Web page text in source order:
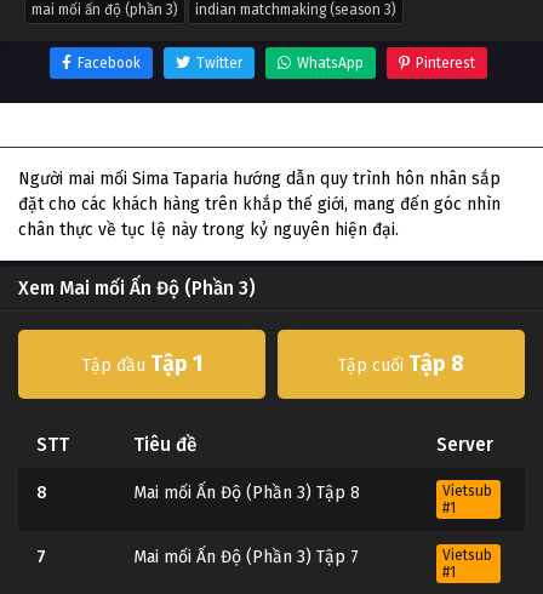
mai mối ấn độ (phần 3) indian matchmaking (season 3)
Facebook Twitter WhatsApp Pinterest
Người mai mối Sima Taparia hướng dẫn quy trình hôn nhân sắp
đặt cho các khách hàng trên khắp thế giới, mang đến góc nhìn
chân thực về tục lệ này trong kỷ nguyên hiện đại.
Xem Mai mối Ấn Độ (Phần 3)
Tập đầu Tập 1 Tập cuối Tập 8
STT Tiêu đề Server
8 Mai mối Ấn Độ (Phần 3) Tập 8
Vietsub
#1
7 Mai mối Ấn Độ (Phần 3) Tập 7
Vietsub
#1